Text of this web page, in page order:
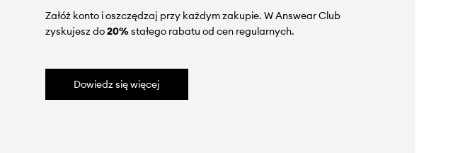
Załóż konto i oszczędzaj przy każdym zakupie. W Answear Club
zyskujesz do20%stałego rabatu od cen regularnych.
Dowiedz się więcej